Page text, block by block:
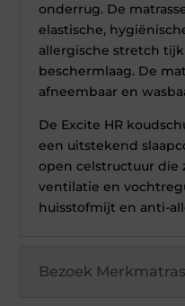
onderrug. De
elastische,
allergische stretch
beschermlaag. De
afneembaar en
De Excite HR
een uitstekend
open celstructuur die
ventilatie en
huisstofmijt en anti-
Bezoek